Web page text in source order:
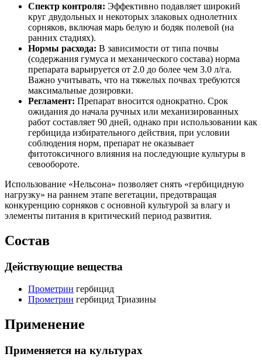
Спектр контроля: Эффективно подавляет широкий
круг двудольных и некоторых злаковых однолетних
сорняков, включая марь белую и бодяк полевой (на
ранних стадиях).
Нормы расхода: В зависимости от типа почвы
(содержания гумуса и механического состава) норма
препарата варьируется от 2.0 до более чем 3.0 л/га.
Важно учитывать, что на тяжелых почвах требуются
максимальные дозировки.
Регламент: Препарат вносится однократно. Срок
ожидания до начала ручных или механизированных
работ составляет 90 дней, однако при использовании как
гербицида избирательного действия, при условии
соблюдения норм, препарат не оказывает
фитотоксичного влияния на последующие культуры в
севообороте.
Использование «Нельсона» позволяет снять «гербицидную
нагрузку» на раннем этапе вегетации, предотвращая
конкуренцию сорняков с основной культурой за влагу и
элементы питания в критический период развития.
Состав
Действующие вещества
Прометрин гербицид
Прометрин гербицид Триазины
Применение
Применяется на культурах